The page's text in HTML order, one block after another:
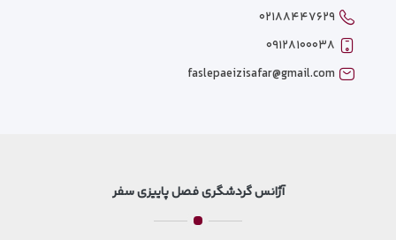
۰۲۱۸۸۴۴۷۶۲۹
۰۹۱۲۸۱۰۰۰۳۸
faslepaeizisafar@gmail.com
آژانس گردشگری فصل پاییزی سفر